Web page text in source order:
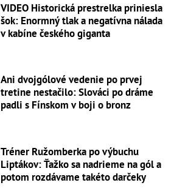
VIDEO Historická prestrelka priniesla
šok: Enormný tlak a negatívna nálada
v kabíne českého giganta
Ani dvojgólové vedenie po prvej
tretine nestačilo: Slováci po dráme
padli s Fínskom v boji o bronz
Tréner Ružomberka po výbuchu
Liptákov: Ťažko sa nadrieme na gól a
potom rozdávame takéto darčeky